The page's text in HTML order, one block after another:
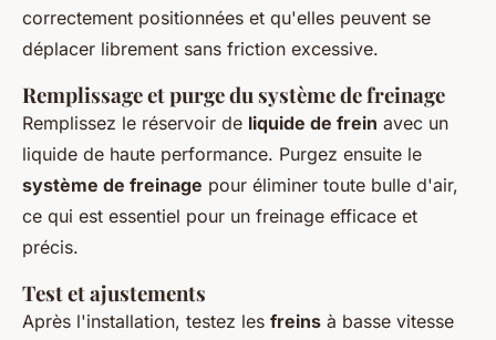
correctement positionnées et qu'elles peuvent se
déplacer librement sans friction excessive.
Remplissage et purge du système de freinage
Remplissez le réservoir de liquide de frein avec un
liquide de haute performance. Purgez ensuite le
système de freinage pour éliminer toute bulle d'air,
ce qui est essentiel pour un freinage efficace et
précis.
Test et ajustements
Après l'installation, testez les freins à basse vitesse